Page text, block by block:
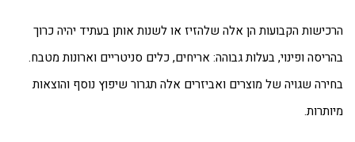
הקבועות הן אלה שלהזיז או לשנות אותן בעתיד יהיה כרוך
ופינוי, בעלות גבוהה: אריחים, כלים סניטריים וארונות מטבח.
שגויה של מוצרים ואביזרים אלה תגרור שיפוץ נוסף והוצאות